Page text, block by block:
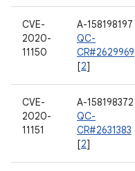
CVE-
2020-
11150
A-158198197
QC-
CR#2629969
[2]
CVE-
2020-
11151
A-158198372
QC-
CR#2631383
[2]